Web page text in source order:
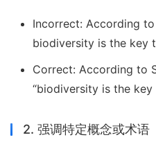
Incorrect: According to
biodiversity is the key
Correct: According to
“biodiversity is the
2. 强调特定概念或术语